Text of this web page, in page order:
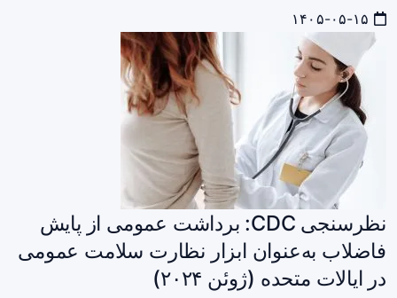
نظرسنجی CDC: برداشت عمومی از پایش
فاضلاب به‌عنوان ابزار نظارت سلامت عمومی
در ایالات متحده (ژوئن ۲۰۲۴)